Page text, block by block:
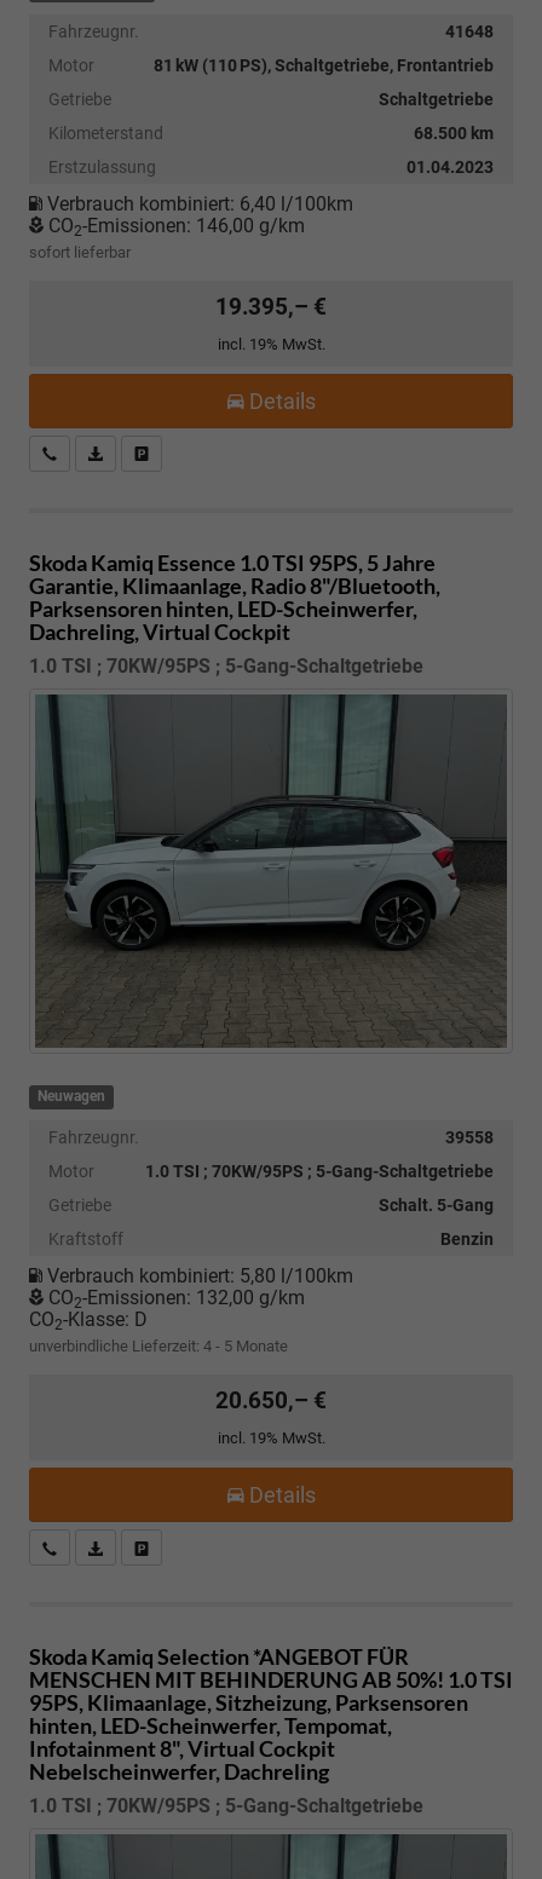
Fahrzeugnr.
41648
Motor
81 kW (110 PS), Schaltgetriebe, Frontantrieb
Getriebe
Schaltgetriebe
Kilometerstand
68.500 km
Erstzulassung
01.04.2023
Verbrauch kombiniert: 6,40 l/100km
CO2-Emissionen: 146,00 g/km
sofort lieferbar
19.395,– €
incl. 19% MwSt.
Details
Kostenloser Rückruf-Service
PDF-Datei, Fahrzeugexposé drucken
Skoda Kamiq Essence 1.0 TSI 95PS, 5 Jahre
Garantie, Klimaanlage, Radio 8"/Bluetooth,
Parksensoren hinten, LED-Scheinwerfer,
Dachreling, Virtual Cockpit
1.0 TSI ; 70KW/95PS ; 5-Gang-Schaltgetriebe
Neuwagen
Fahrzeugnr.
39558
Motor
1.0 TSI ; 70KW/95PS ; 5-Gang-Schaltgetriebe
Getriebe
Schalt. 5-Gang
Kraftstoff
Benzin
Verbrauch kombiniert: 5,80 l/100km
CO2-Emissionen: 132,00 g/km
CO2-Klasse: D
unverbindliche Lieferzeit: 4 - 5 Monate
20.650,– €
incl. 19% MwSt.
Details
Kostenloser Rückruf-Service
PDF-Datei, Fahrzeugexposé drucken
Skoda KamiqSelection *ANGEBOT FÜR
MENSCHEN MIT BEHINDERUNG AB 50%! 1.0 TSI
95PS, Klimaanlage, Sitzheizung, Parksensoren
hinten, LED-Scheinwerfer, Tempomat,
Infotainment 8", Virtual Cockpit
Nebelscheinwerfer, Dachreling
1.0 TSI ; 70KW/95PS ; 5-Gang-Schaltgetriebe